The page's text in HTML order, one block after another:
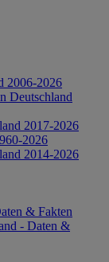
2006-2026
Deutschland
2017-2026
2026
2014-2026
& Fakten
- Daten &